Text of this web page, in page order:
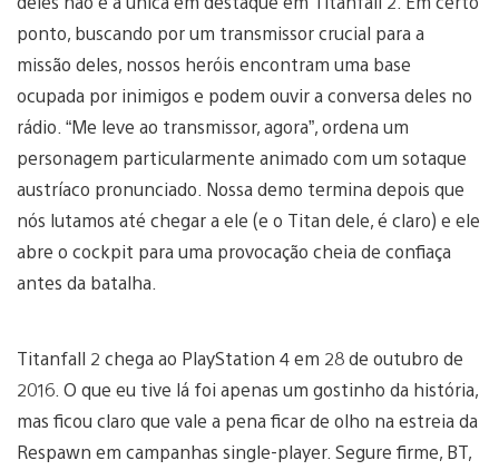
ponto, buscando por um transmissor crucial para a
missão deles, nossos heróis encontram uma base
ocupada por inimigos e podem ouvir a conversa deles no
rádio. “Me leve ao transmissor, agora”, ordena um
personagem particularmente animado com um sotaque
austríaco pronunciado. Nossa demo termina depois que
nós lutamos até chegar a ele (e o Titan dele, é claro) e ele
abre o cockpit para uma provocação cheia de confiaça
antes da batalha.
Titanfall 2 chega ao PlayStation 4 em 28 de outubro de
2016. O que eu tive lá foi apenas um gostinho da história,
mas ficou claro que vale a pena ficar de olho na estreia da
Respawn em campanhas single-player. Segure firme, BT,